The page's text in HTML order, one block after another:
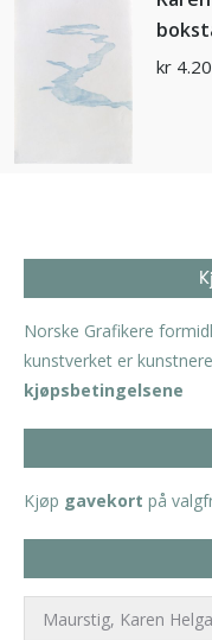
kr
Norske Grafikere
kunstverket er
kjøpsbetingelsene
Kjøp gavekort på
Maurstig, Karen Helga